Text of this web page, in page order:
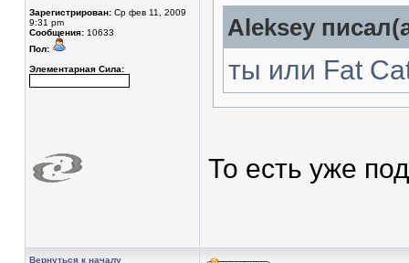
Зарегистрирован: Ср фев 11, 2009
9:31 pm
Сообщения: 10633
Пол:
Элементарная Сила:
Aleksey
ты или Fat
То есть уже
Вернуться к началу